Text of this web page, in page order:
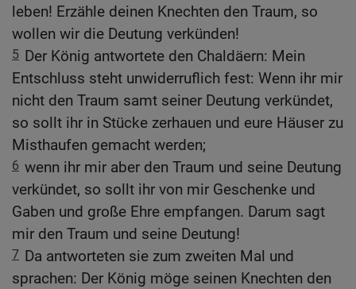
leben! Erzähle deinen Knechten den Traum, so
wollen wir die Deutung verkünden!
5 Der König antwortete den Chaldäern: Mein
Entschluss steht unwiderruflich fest: Wenn ihr mir
nicht den Traum samt seiner Deutung verkündet,
so sollt ihr in Stücke zerhauen und eure Häuser zu
Misthaufen gemacht werden;
6 wenn ihr mir aber den Traum und seine Deutung
verkündet, so sollt ihr von mir Geschenke und
Gaben und große Ehre empfangen. Darum sagt
mir den Traum und seine Deutung!
7 Da antworteten sie zum zweiten Mal und
sprachen: Der König möge seinen Knechten den